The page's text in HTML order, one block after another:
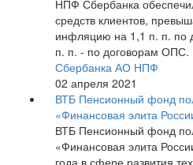
НПФ Сбербанка
средств клиентов,
инфляцию на 1,1 п. п. по
п. п. - по договорам ОПС.
Сбербанка АО НПФ
02 апреля 2021
ВТБ Пенсионный фонд
«Финансовая элита
ВТБ Пенсионный фонд
«Финансовая элита
года в сфере развития